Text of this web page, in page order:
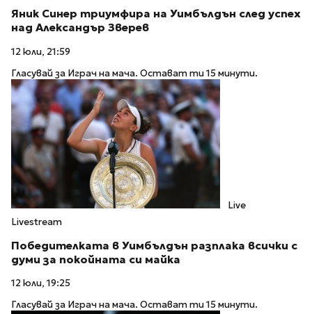
Яник Синер триумфира на Уимбълдън след успех
над Александър Зверев
12 юли, 21:59
Гласувай за Играч на мача. Остават ти 15 минути.
Live
Livestream
Победителката в Уимбълдън разплака всички с
думи за покойната си майка
12 юли, 19:25
Гласувай за Играч на мача. Остават ти 15 минути.